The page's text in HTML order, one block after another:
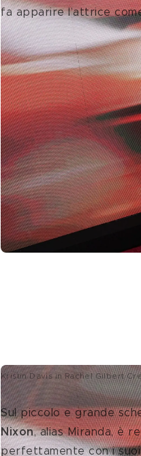
fa apparire l’attrice
Kristin Davis in Rachel Gilbert
Sul piccolo e grande
Nixon, alias Miranda, è
perfettamente con i suoi